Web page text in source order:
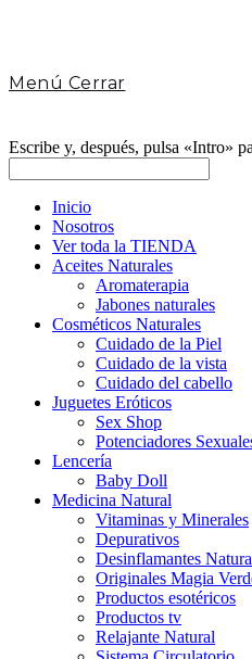
Menú Cerrar
Escribe y, después, pulsa «Intro»
Inicio
Nosotros
Ver toda la TIENDA
Aceites Naturales
Aromaterapia
Jabones naturales
Cosméticos Naturales
Cuidado de la Piel
Cuidado de la vista
Cuidado del cabello
Juguetes Eróticos
Sex Shop
Potenciadores
Lencería
Baby Doll
Medicina Natural
Vitaminas y Minerales
Depurativos
Desinflamantes
Originales Magia
Productos esotéricos
Productos tv
Relajante Natural